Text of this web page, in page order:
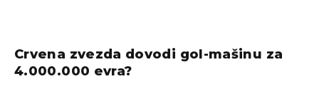
Crvena zvezda dovodi gol-mašinu za
4.000.000 evra?